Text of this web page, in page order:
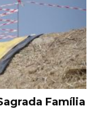
Família